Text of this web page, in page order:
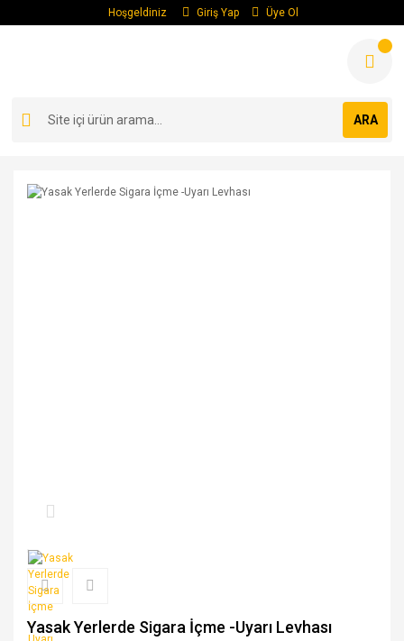
Hoşgeldiniz Giriş Yap Üye Ol
ARA
Yasak Yerlerde Sigara İçme -Uyarı Levhası